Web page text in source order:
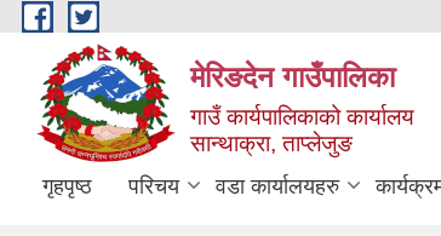
Skip to main content
मेरिङदेन गाउँपालिका
गाउँ कार्यपालिकाको कार्यालय
सान्थाक्रा, ताप्लेजुङ
गृहपृष्ठ परिचय वडा कार्यालयहरु